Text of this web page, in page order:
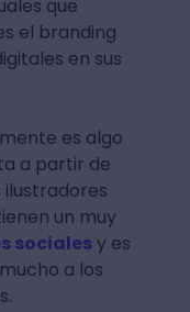
que
el branding
en sus
es algo
a partir de
ilustradores
un muy
socialesy es
a los